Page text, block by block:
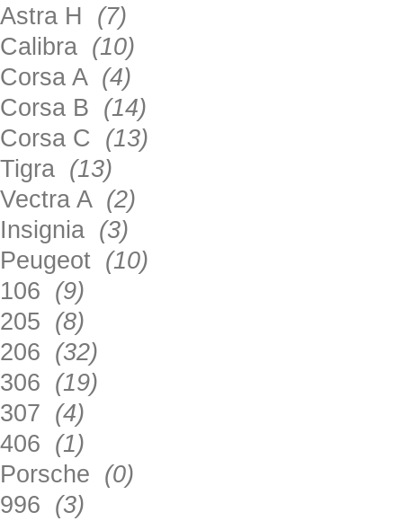
Astra H (7)
Calibra (10)
Corsa A (4)
Corsa B (14)
Corsa C (13)
Tigra (13)
Vectra A (2)
Insignia (3)
Peugeot (10)
106 (9)
205 (8)
206 (32)
306 (19)
307 (4)
406 (1)
Porsche (0)
996 (3)